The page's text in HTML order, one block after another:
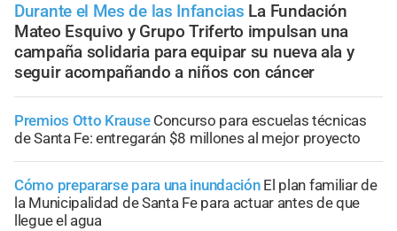
Durante el Mes de las Infancias La Fundación
Mateo Esquivo y Grupo Triferto impulsan una
campaña solidaria para equipar su nueva ala y
seguir acompañando a niños con cáncer
Premios Otto Krause Concurso para escuelas técnicas
de Santa Fe: entregarán $8 millones al mejor proyecto
Cómo prepararse para una inundación El plan familiar de
la Municipalidad de Santa Fe para actuar antes de que
llegue el agua